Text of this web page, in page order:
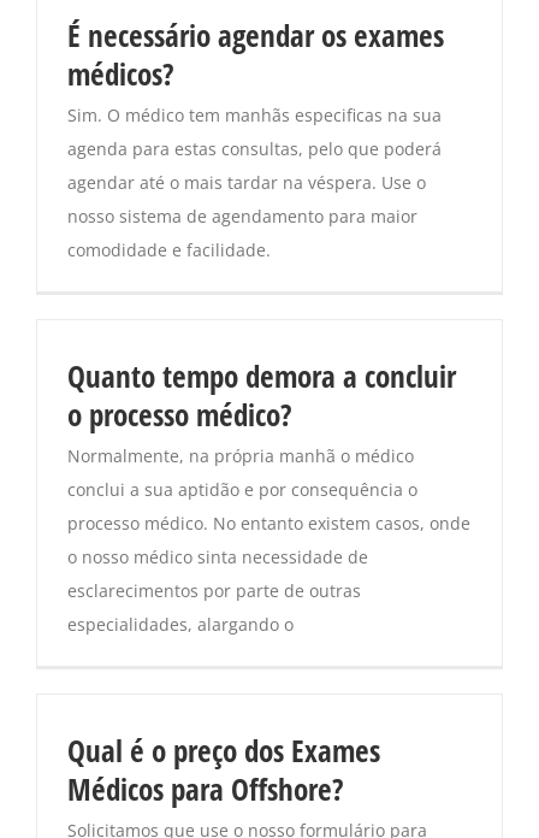
É necessário agendar os exames
médicos?
Sim. O médico tem manhãs especificas na sua
agenda para estas consultas, pelo que poderá
agendar até o mais tardar na véspera. Use o
nosso sistema de agendamento para maior
comodidade e facilidade.
Quanto tempo demora a concluir
o processo médico?
Normalmente, na própria manhã o médico
conclui a sua aptidão e por consequência o
processo médico. No entanto existem casos, onde
o nosso médico sinta necessidade de
esclarecimentos por parte de outras
especialidades, alargando o
Qual é o preço dos Exames
Médicos para Offshore?
Solicitamos que use o nosso formulário para